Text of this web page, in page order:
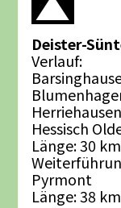
Deister-
Verlauf:
Hessisch
Länge: 30 km
Pyrmont
Länge: 38 km